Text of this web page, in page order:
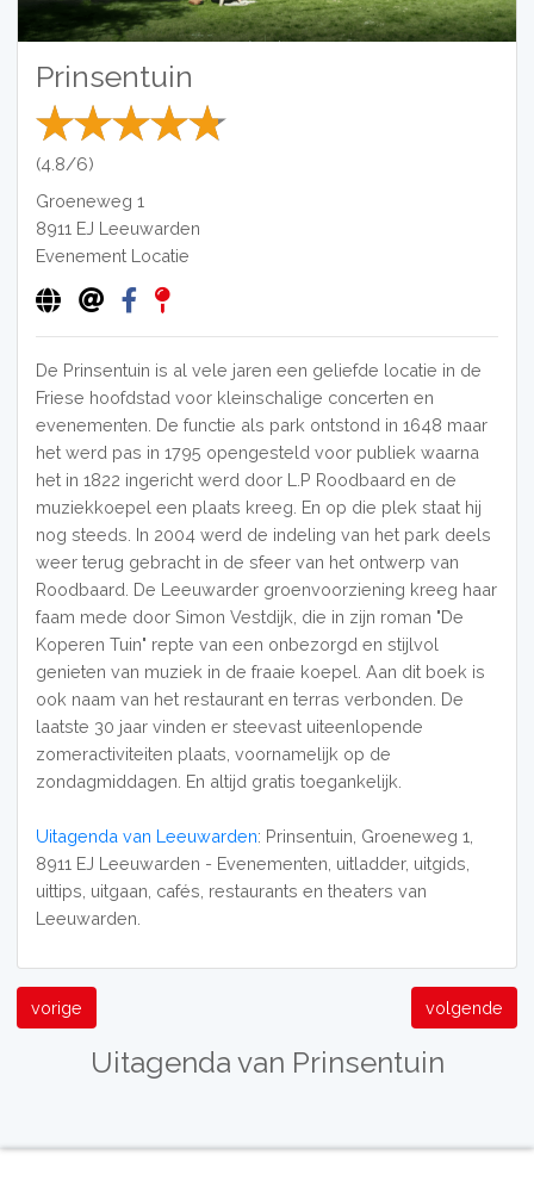
Prinsentuin
(4.8/6)
Groeneweg 1
8911 EJ Leeuwarden
Evenement Locatie
De Prinsentuin is al vele jaren een geliefde locatie in de
Friese hoofdstad voor kleinschalige concerten en
evenementen. De functie als park ontstond in 1648 maar
het werd pas in 1795 opengesteld voor publiek waarna
het in 1822 ingericht werd door L.P Roodbaard en de
muziekkoepel een plaats kreeg. En op die plek staat hij
nog steeds. In 2004 werd de indeling van het park deels
weer terug gebracht in de sfeer van het ontwerp van
Roodbaard. De Leeuwarder groenvoorziening kreeg haar
faam mede door Simon Vestdijk, die in zijn roman "De
Koperen Tuin" repte van een onbezorgd en stijlvol
genieten van muziek in de fraaie koepel. Aan dit boek is
ook naam van het restaurant en terras verbonden. De
laatste 30 jaar vinden er steevast uiteenlopende
zomeractiviteiten plaats, voornamelijk op de
zondagmiddagen. En altijd gratis toegankelijk.
Uitagenda van Leeuwarden: Prinsentuin, Groeneweg 1,
8911 EJ Leeuwarden - Evenementen, uitladder, uitgids,
uittips, uitgaan, cafés, restaurants en theaters van
Leeuwarden.
vorige volgende
Uitagenda van Prinsentuin